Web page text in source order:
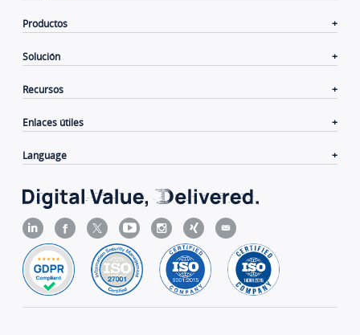
Productos
Solución
Recursos
Enlaces útiles
Language